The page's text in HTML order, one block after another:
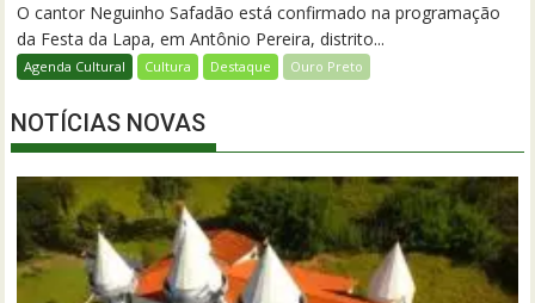
O cantor Neguinho Safadão está confirmado na programação
da Festa da Lapa, em Antônio Pereira, distrito...
Agenda Cultural Cultura Destaque Ouro Preto
NOTÍCIAS NOVAS